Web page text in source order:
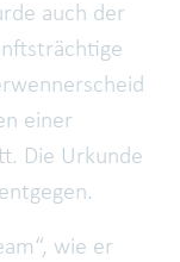
auch der
einer
Die Urkunde
wie er